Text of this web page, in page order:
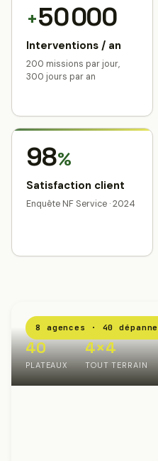
+50 000
Interventions / an
200 missions par jour,
300 jours par an
98%
Satisfaction client
Enquête NF Service · 2024
8 agences · 40
40
PLATEAUX
4×4
TOUT TERRAIN